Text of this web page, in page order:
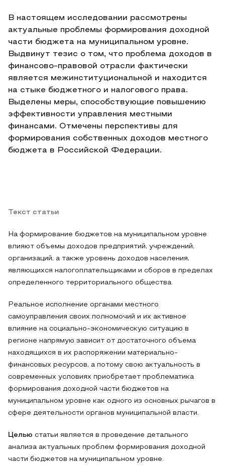
В настоящем исследовании рассмотрены
актуальные проблемы формирования доходной
части бюджета на муниципальном уровне.
Выдвинут тезис о том, что проблема доходов в
финансово-правовой отрасли фактически
является межинституциональной и находится
на стыке бюджетного и налогового права.
Выделены меры, способствующие повышению
эффективности управления местными
финансами. Отмечены перспективы для
формирования собственных доходов местного
бюджета в Российской Федерации.
Текст статьи
На формирование бюджетов на муниципальном уровне
влияют объемы доходов предприятий, учреждений,
организаций, а также уровень доходов населения,
являющихся налогоплательщиками и сборов в пределах
определенного территориального общества.
Реальное исполнение органами местного
самоуправления своих полномочий и их активное
влияние на социально-экономическую ситуацию в
регионе напрямую зависит от достаточного объема
находящихся в их распоряжении материально-
финансовых ресурсов, а потому свою актуальность в
современных условиях приобретает проблематика
формирования доходной части бюджетов на
муниципальном уровне как одного из основных рычагов в
сфере деятельности органов муниципальной власти.
Целью статьи является в проведение детального
анализа актуальных проблем формирования доходной
части бюджетов на муниципальном уровне.